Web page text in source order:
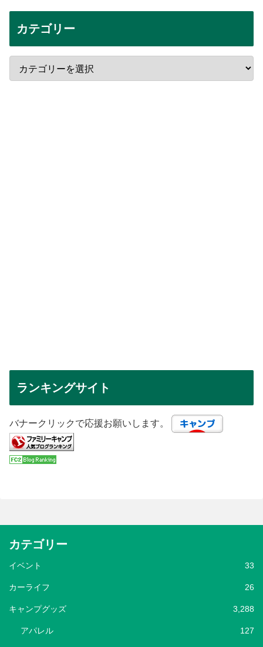
カテゴリー
ランキングサイト
バナークリックで応援お願いします。
カテゴリー
イベント 33
カーライフ 26
キャンプグッズ 3,288
アパレル 127